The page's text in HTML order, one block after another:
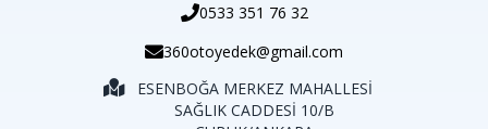
0533 351 76 32
360otoyedek@gmail.com
ESENBOĞA MERKEZ MAHALLESİ
SAĞLIK CADDESİ 10/B